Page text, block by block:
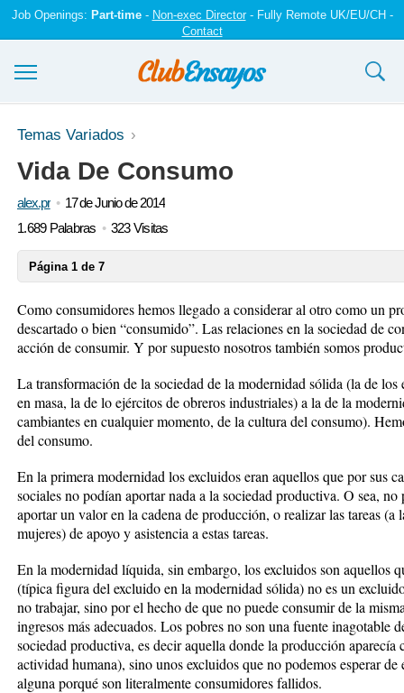
Job Openings: Part-time- Non-exec Director- Fully Remote UK/EU/CH -
Contact
Ensayos y trabajos
Registrarse
Iniciar sesión
Temas Variados
Vida De Consumo
alex.pr
17 de Junio de 2014
1.689 Palabras
323 Visitas
Página 1 de 7
Como consumidores hemos llegado a considerar al otro como un
descartado o bien “consumido”. Las relaciones en la sociedad de
acción de consumir. Y por supuesto nosotros también somos
La transformación de la sociedad de la modernidad sólida (la de
en masa, la de lo ejércitos de obreros industriales) a la de la
cambiantes en cualquier momento, de la cultura del consumo).
del consumo.
En la primera modernidad los excluidos eran aquellos que por sus
sociales no podían aportar nada a la sociedad productiva. O sea,
aportar un valor en la cadena de producción, o realizar las tareas (a
mujeres) de apoyo y asistencia a estas tareas.
En la modernidad líquida, sin embargo, los excluidos son aquellos
(típica figura del excluido en la modernidad sólida) no es un
no trabajar, sino por el hecho de que no puede consumir de la
ingresos más adecuados. Los pobres no son una fuente inagotable
sociedad productiva, es decir aquella donde la producción aparecía
actividad humana), sino unos excluidos que no podemos esperar
alguna porqué son literalmente consumidores fallidos.